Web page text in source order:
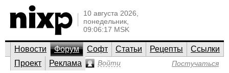
10 августа 2026,
понедельник,
09:06:17 MSK
Новости Форум Софт Статьи Рецепты
Ссылки
Проект
Реклама Войти Постучаться